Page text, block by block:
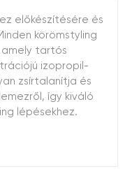
előkészítésére és
körömstyling
tartós
izopropil-
zsírtalanítja és
így kiváló
lépésekhez.